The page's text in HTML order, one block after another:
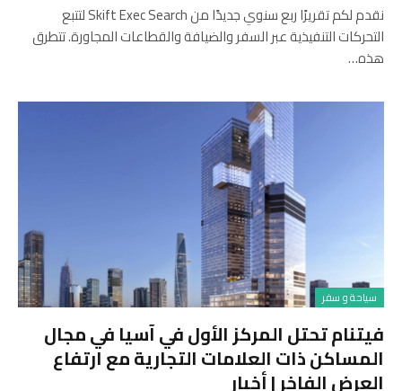
نقدم لكم تقريرًا ربع سنوي جديدًا من Skift Exec Search لتتبع
التحركات التنفيذية عبر السفر والضيافة والقطاعات المجاورة. تتطرق
هذه…
سياحة و سفر
فيتنام تحتل المركز الأول في آسيا في مجال
المساكن ذات العلامات التجارية مع ارتفاع
العرض الفاخر | أخبار